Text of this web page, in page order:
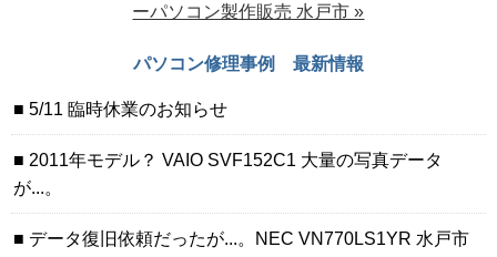
ーパソコン製作販売 水戸市 »
パソコン修理事例 最新情報
5/11 臨時休業のお知らせ
2011年モデル？ VAIO SVF152C1 大量の写真データ
が...。
データ復旧依頼だったが...。NEC VN770LS1YR 水戸市